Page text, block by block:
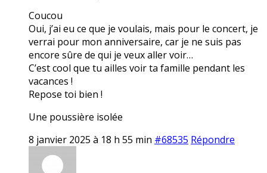
Coucou
Oui, j’ai eu ce que je voulais, mais pour le concert, je
verrai pour mon anniversaire, car je ne suis pas
encore sûre de qui je veux aller voir…
C’est cool que tu ailles voir ta famille pendant les
vacances !
Repose toi bien !
Une poussière isolée
8 janvier 2025 à 18 h 55 min #68535 Répondre